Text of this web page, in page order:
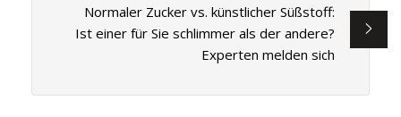
Normaler Zucker vs. künstlicher Süßstoff:
Ist einer für Sie schlimmer als der andere?
Experten melden sich